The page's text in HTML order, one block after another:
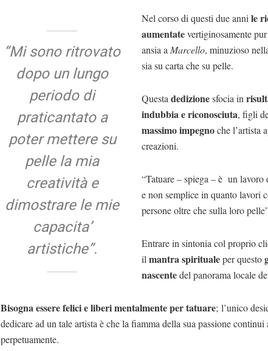
“Mi sono ritrovato
dopo un lungo
periodo di
praticantato a
poter mettere su
pelle la mia
creatività e
dimostrare le mie
capacita’
artistiche”.
Nel corso di questi due anni le
aumentatevertiginosamente
ansia a Marcello, minuzioso
sia su carta che su pelle.
Questa dedizionesfocia in
indubbia e riconosciuta, figli
massimo impegnoche l’artista
creazioni.
“Tatuare – spiega – è un lavoro
e non semplice in quanto lavori
persone oltre che sulla loro
Entrare in sintonia col proprio
il mantra spiritualeper questo
nascentedel panorama locale
Bisogna essere felici e liberi mentalmente per tatuare; l’unico
dedicare ad un tale artista è che la fiamma della sua passione continui
perpetuamente.